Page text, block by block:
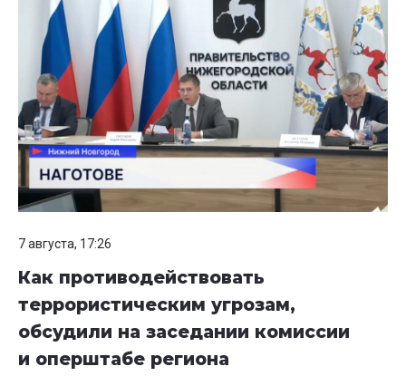
7 августа, 17:26
Как противодействовать
террористическим угрозам,
обсудили на заседании комиссии
и оперштабе региона